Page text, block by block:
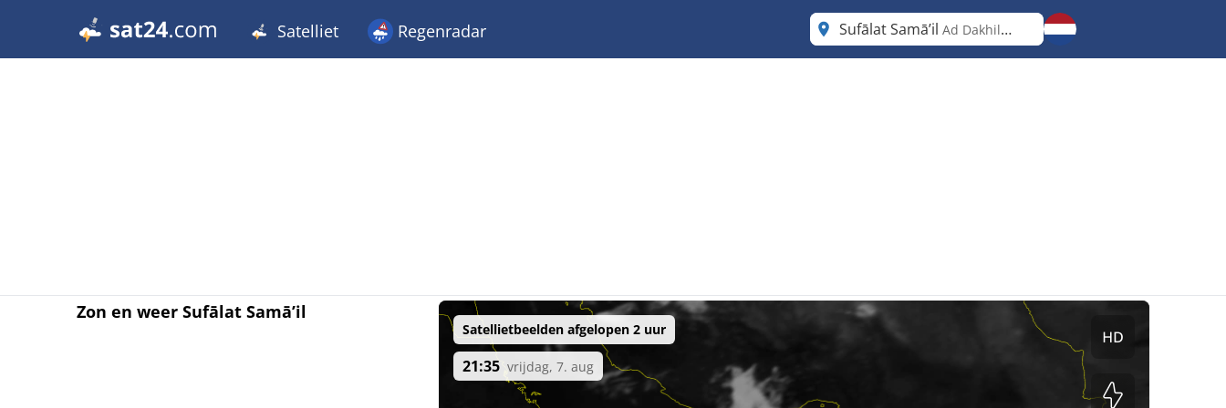
Satelliet Regenradar Sufālat Samā’il Ad Dakhiliyah
Zon en weer Sufālat Samā’il
Satellietbeelden afgelopen 2 uur
21:35 vrijdag, 7. aug